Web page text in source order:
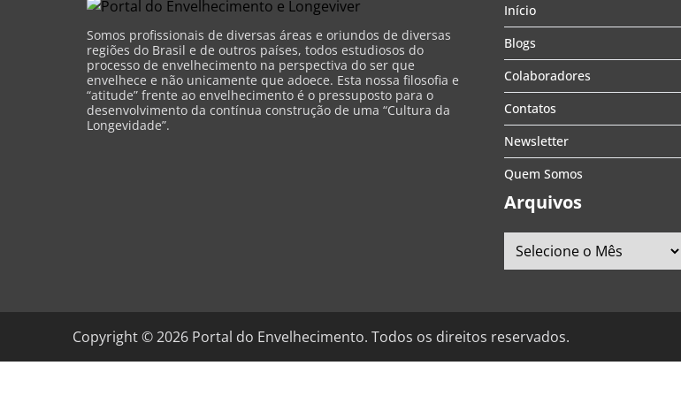
Somos profissionais de diversas áreas e oriundos de diversas
regiões do Brasil e de outros países, todos estudiosos do
processo de envelhecimento na perspectiva do ser que
envelhece e não unicamente que adoece. Esta nossa filosofia e
“atitude” frente ao envelhecimento é o pressuposto para o
desenvolvimento da contínua construção de uma “Cultura da
Longevidade”.
Início
Blogs
Colaboradores
Contatos
Newsletter
Quem Somos
Arquivos
Copyright ©2026 Portal do Envelhecimento. Todos os direitos reservados.